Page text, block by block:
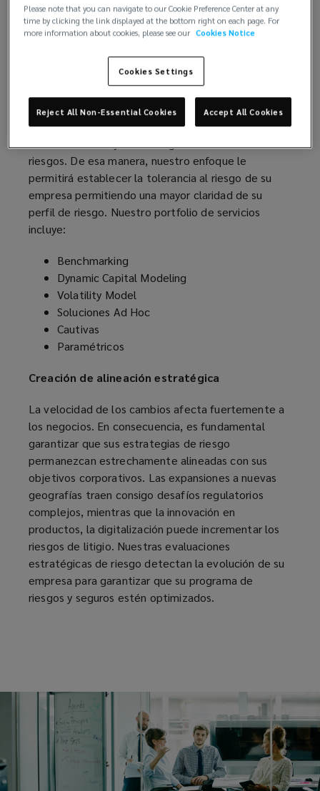
que
transfiere.
Ofrecemos
nuestro
servicio
para
conocer
Costo
Riesgo
(TCOR)
negocio,
permite
tomar
decisiones
sectores industriales nos permite entender
rápidamente lo que es importante para su empresa,
tanto financiera como estratégicamente.
Utilizamos una serie de herramientas analíticas
de sus inversiones en la mitigación de riesgos, o
modelando sus niveles de retención para
riesgos. De esa manera, nuestro enfoque le
permitirá establecer la tolerancia al riesgo de su
empresa permitiendo una mayor claridad de su
perfil de riesgo. Nuestro portfolio de servicios
incluye:
Benchmarking
Dynamic Capital Modeling
Volatility Model
Soluciones Ad Hoc
Cautivas
Paramétricos
Creación de alineación estratégica
La velocidad de los cambios afecta fuertemente a
los negocios. En consecuencia, es fundamental
garantizar que sus estrategias de riesgo
permanezcan estrechamente alineadas con sus
objetivos corporativos. Las expansiones a nuevas
geografías traen consigo desafíos regulatorios
complejos, mientras que la innovación en
productos, la digitalización puede incrementar los
riesgos de litigio. Nuestras evaluaciones
estratégicas de riesgo detectan la evolución de su
empresa para garantizar que su programa de
riesgos y seguros estén optimizados.
Please note that you can navigate to our Cookie Preference Center at any
time by clicking the link displayed at the bottom right on each page. For
more information about cookies, please see our Cookies Notice
Cookies Settings
Reject All Non-Essential Cookies Accept All Cookies